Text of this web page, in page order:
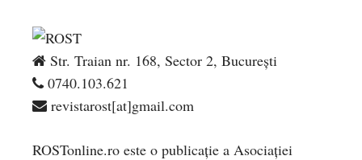
Str. Traian nr. 168, Sector 2, București
0740.103.621
revistarost[at]gmail.com
ROSTonline.ro este o publicaţie a Asociaţiei